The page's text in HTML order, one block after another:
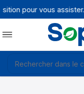
pour vous assister.